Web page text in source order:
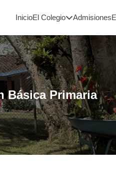
InicioEl Colegio Admisiones
Básica Primaria